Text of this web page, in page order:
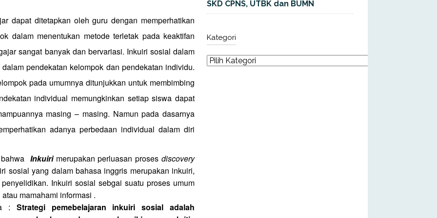
dapat ditetapkan oleh guru dengan memperhatikan
dalam menentukan metode terletak pada keaktifan
sangat banyak dan bervariasi. Inkuiri sosial dalam
pendekatan kelompok dan pendekatan individu.
pada umumnya ditunjukkan untuk membimbing
individual memungkinkan setiap siswa dapat
masing – masing. Namun pada dasarnya
adanya perbedaan individual dalam diri
Inkuiri merupakan perluasan prosesdiscovery
sosial yang dalam bahasa inggris merupakan inkuiri,
Inkuiri sosial sebgai suatu proses umum
mamahami informasi .
:
Strategi pemebelajaran inkuiri sosial adalah
SKD CPNS, UTBK dan BUMN
Kategori